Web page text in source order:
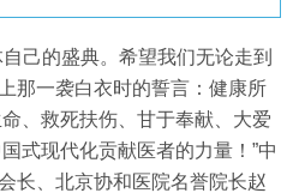
己的盛典。希望我们无论走到
那一袭白衣时的誓言：健康所
、救死扶伤、甘于奉献、大爱
式现代化贡献医者的力量！”中
长、北京协和医院名誉院长赵